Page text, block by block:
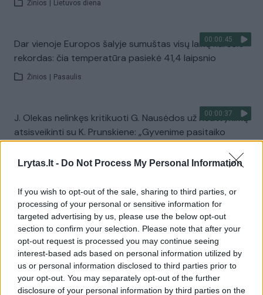
Lrytas.lt - Do Not Process My Personal Information
If you wish to opt-out of the sale, sharing to third parties, or
processing of your personal or sensitive information for
targeted advertising by us, please use the below opt-out
section to confirm your selection. Please note that after your
opt-out request is processed you may continue seeing
interest-based ads based on personal information utilized by
us or personal information disclosed to third parties prior to
your opt-out. You may separately opt-out of the further
disclosure of your personal information by third parties on the
Žinios Lietuvos diena
00:00:45
Dar vienoje Europos šalyje sumuštas visų laikų karščio
rekordas: čia temperatūra pasiekė 41,4 laipsnio
Žinios Pasaulis
00:00:37
J. Olekas nelinkęs kritikuoti G. Nausėdos už neatvykimą
atsisveikinti su K. Prunskiene: „Gyvenime pasitaiko
Žinios | Lietuvos diena
Visi įrašai
Žiūrimiausi įrašai